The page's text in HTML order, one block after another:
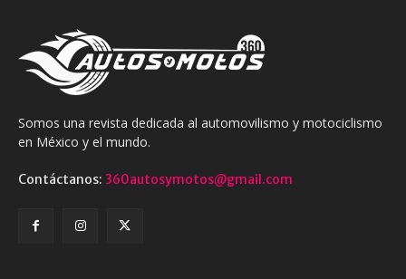
Somos una revista dedicada al automovilismo y motociclismo
en México y el mundo.
Contáctanos: 360autosymotos@gmail.com